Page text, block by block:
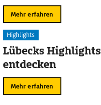
Mehr erfahren
Highlights
Lübecks Highlights
entdecken
Mehr erfahren